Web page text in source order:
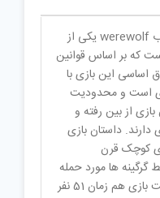
این بازی ترجمه فارسی بازی محبوب werewolf یکی از
که بر اساس قوانین
اساسی این بازی با
است و محدودیت
از بین رفته و
دارند. داستان بازی
کوچک قرن
ها مورد حمله
قرار گرفته است و… این بازی قابلیت بازی هم زمان 51 نفر